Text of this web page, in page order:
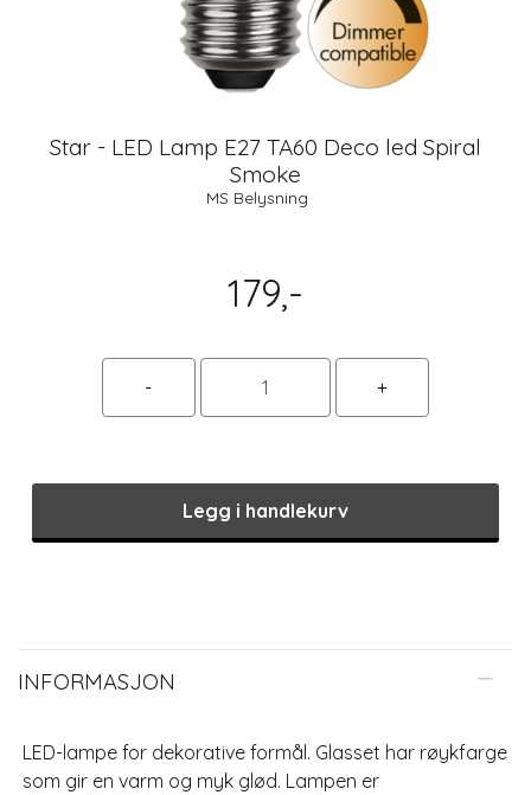
Star - LED Lamp E27 TA60 Deco led Spiral
Smoke
MS Belysning
179,-
Legg i handlekurv
INFORMASJON
LED-lampe for dekorative formål. Glasset har røykfarge
som gir en varm og myk glød. Lampen er